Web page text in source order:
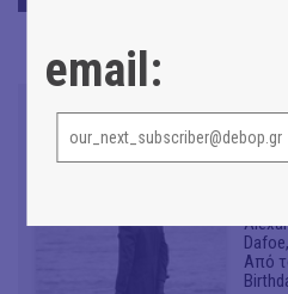
Από
email: